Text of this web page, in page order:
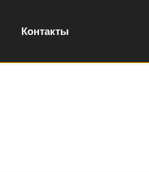
Контакты